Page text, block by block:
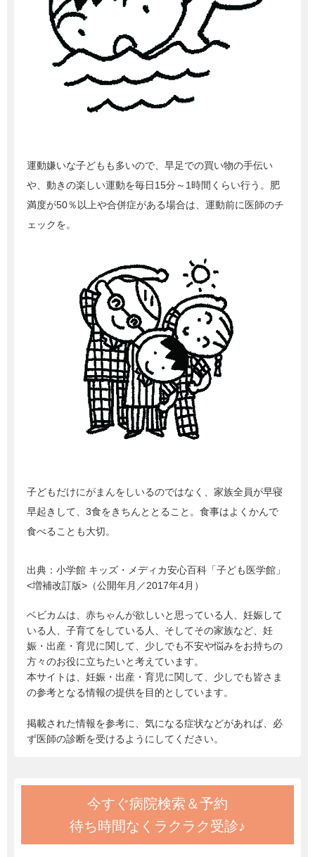
運動嫌いな子どもも多いので、早足での買い物の手伝い
や、動きの楽しい運動を毎日15分～1時間くらい行う。肥
満度が50％以上や合併症がある場合は、運動前に医師のチ
ェックを。
子どもだけにがまんをしいるのではなく、家族全員が早寝
早起きして、3食をきちんととること。食事はよくかんで
食べることも大切。
出典： 小学館 キッズ・メディカ安心百科「子ども医学館」
<増補改訂版>（公開年月／2017年4月）
ベビカムは、赤ちゃんが欲しいと思っている人、妊娠して
いる人、子育てをしている人、そしてその家族など、妊
娠・出産・育児に関して、少しでも不安や悩みをお持ちの
方々のお役に立ちたいと考えています。
本サイトは、妊娠・出産・育児に関して、少しでも皆さま
の参考となる情報の提供を目的としています。
掲載された情報を参考に、気になる症状などがあれば、必
ず医師の診断を受けるようにしてください。
今すぐ病院検索＆予約
待ち時間なくラクラク受診♪